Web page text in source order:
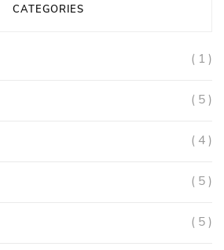
CATEGORIES
( 1 )
( 5 )
( 4 )
( 5 )
( 5 )